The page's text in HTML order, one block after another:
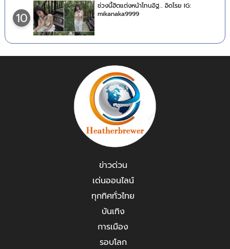
10
ช่วงนี้ฮิตแต่งหน้าโทนอิฐ… อิดโรย IG:
mikanaka9999
ข่าวด่วน
เด่นออนไลน์
ทุกทิศทั่วไทย
บันเทิง
การเมือง
รอบโลก